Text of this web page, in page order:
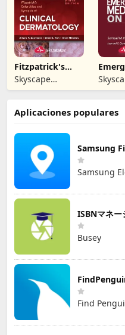
Fitzpatrick's
Color Atlas
Skyscape
Medpresso Inc
Aplicaciones populares
Samsung
Samsung
Busey
Find